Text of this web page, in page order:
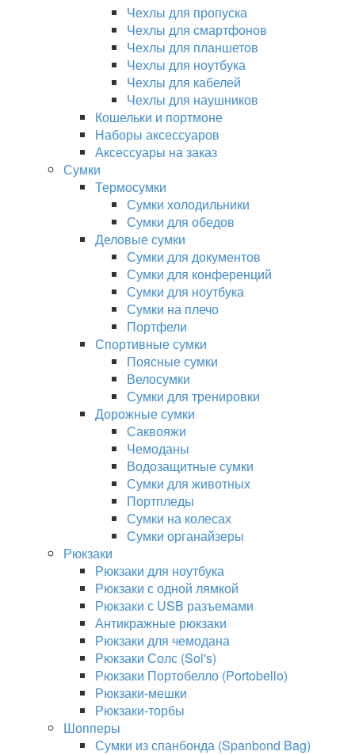
Чехлы для пропуска
Чехлы для смартфонов
Чехлы для планшетов
Чехлы для ноутбука
Чехлы для кабелей
Чехлы для наушников
Кошельки и портмоне
Наборы аксессуаров
Аксессуары на заказ
Сумки
Термосумки
Сумки холодильники
Сумки для обедов
Деловые сумки
Сумки для документов
Сумки для конференций
Сумки для ноутбука
Сумки на плечо
Портфели
Спортивные сумки
Поясные сумки
Велосумки
Сумки для тренировки
Дорожные сумки
Саквояжи
Чемоданы
Водозащитные сумки
Сумки для животных
Портпледы
Сумки на колесах
Сумки органайзеры
Рюкзаки
Рюкзаки для ноутбука
Рюкзаки с одной лямкой
Рюкзаки с USB разъемами
Антикражные рюкзаки
Рюкзаки для чемодана
Рюкзаки Солс (Sol's)
Рюкзаки Портобелло (Portobello)
Рюкзаки-мешки
Рюкзаки-торбы
Шопперы
Сумки из спанбонда (Spanbond Bag)